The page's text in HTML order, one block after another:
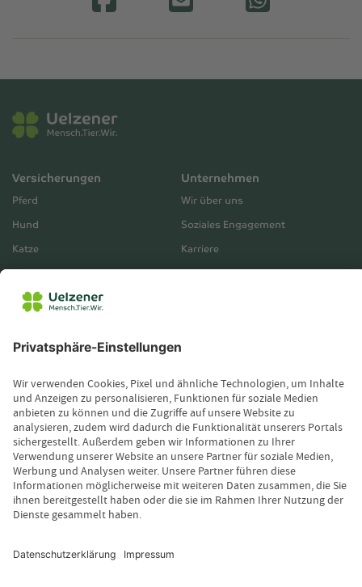
Versicherungen
Pferd
Hund
Katze
Mensch
Betriebe
Unternehmen
Wir über uns
Soziales Engagement
Karriere
Presse
Service
Kontakt
Leistungsfall melden
Produktinformationen anfordern
Wissenswertes
Magazin
Newsletter-Anmeldung